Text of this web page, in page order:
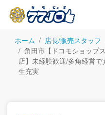
ホーム 店長/販売スタッフ
角田市【ドコモショップ
店】未経験歓迎/多角経営
生充実